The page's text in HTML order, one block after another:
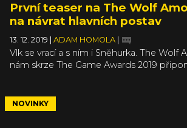
První teaser na The Wolf
na návrat hlavních postav
13. 12. 2019 ADAM HOMOLA
Vlk se vrací a s ním i Sněhurka. The Wolf
nám skrze The Game Awards 2019
opět dabovat Erin Yvette. Datum vydání
neznáme, ale teaser níže alespoň
NOVINKY